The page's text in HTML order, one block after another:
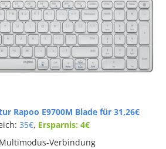
Rapoo E9700M Blade für 31,26€
35€, Ersparnis: 4€
Verbindung